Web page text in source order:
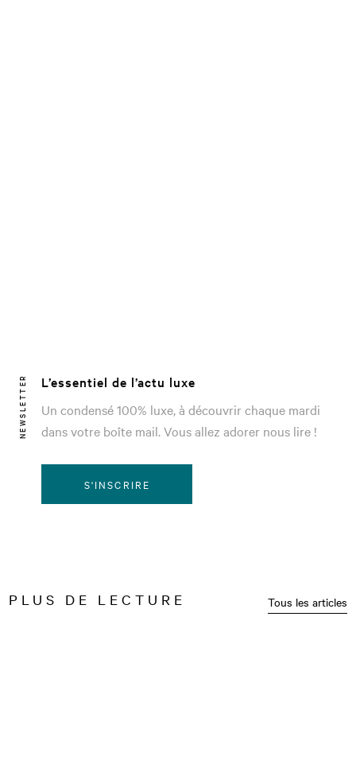
NEWSLETTER
L’essentiel de l’actu luxe
Un condensé 100% luxe, à découvrir chaque mardi
dans votre boîte mail. Vous allez adorer nous lire !
S'INSCRIRE
PLUS DE LECTURE Tous les articles